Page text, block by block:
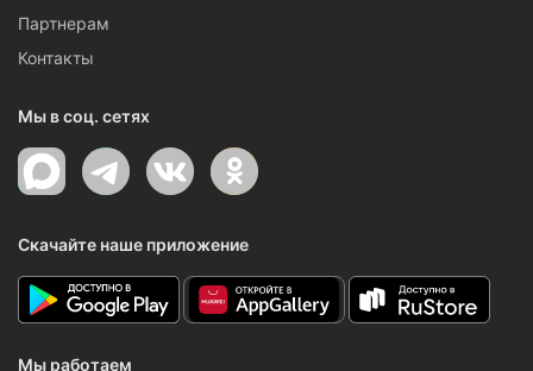
Партнерам
Контакты
Мы в соц. сетях
Скачайте наше приложение
Мы работаем